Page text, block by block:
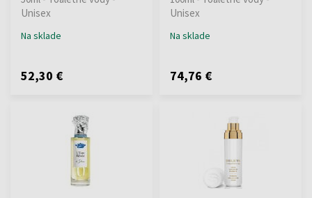
Unisex
Na sklade
52,30 €
Unisex
Na sklade
74,76 €